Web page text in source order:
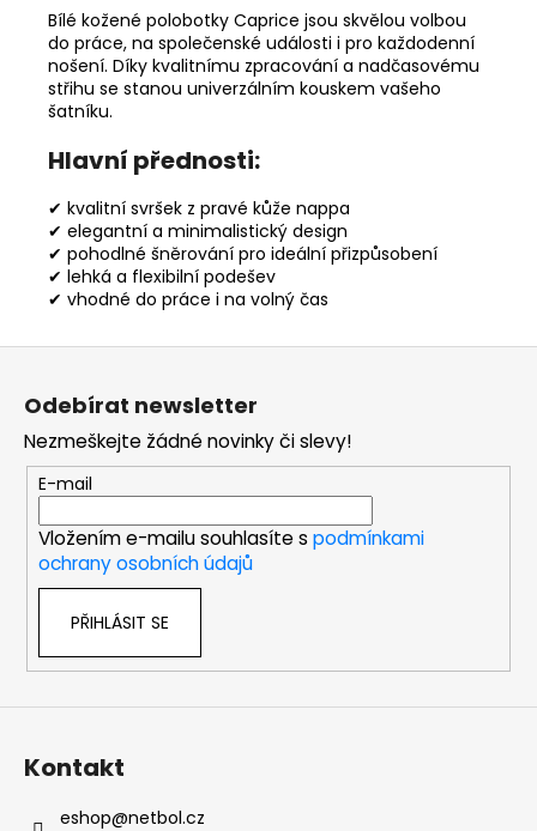
Bílé kožené polobotky Caprice jsou skvělou volbou
do práce, na společenské události i pro každodenní
nošení. Díky kvalitnímu zpracování a nadčasovému
střihu se stanou univerzálním kouskem vašeho
šatníku.
Hlavní přednosti:
✔ kvalitní svršek z pravé kůže nappa
✔ elegantní a minimalistický design
✔ pohodlné šněrování pro ideální přizpůsobení
✔ lehká a flexibilní podešev
✔ vhodné do práce i na volný čas
Odebírat newsletter
Nezmeškejte žádné novinky či slevy!
E-mail
Vložením e-mailu souhlasíte s podmínkami
ochrany osobních údajů
PŘIHLÁSIT SE
Kontakt
eshop@netbol.cz